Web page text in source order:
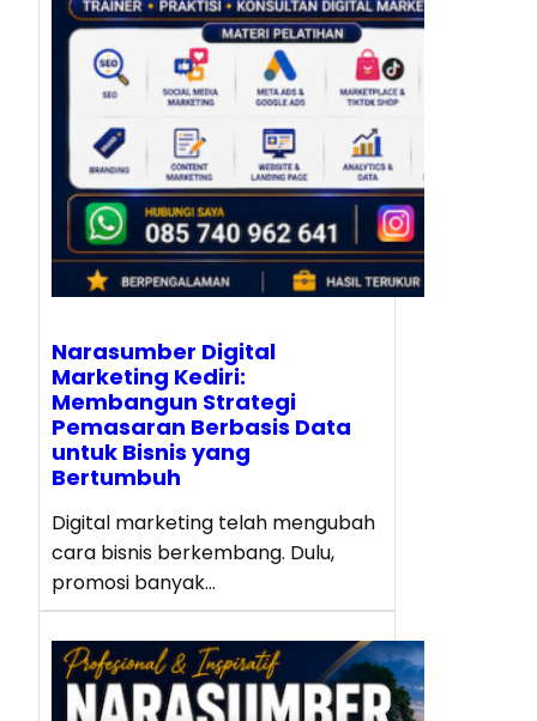
Narasumber Digital
Marketing Kediri:
Membangun Strategi
Pemasaran Berbasis Data
untuk Bisnis yang
Bertumbuh
Digital marketing telah mengubah
cara bisnis berkembang. Dulu,
promosi banyak…